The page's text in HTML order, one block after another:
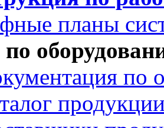
планы
по
по